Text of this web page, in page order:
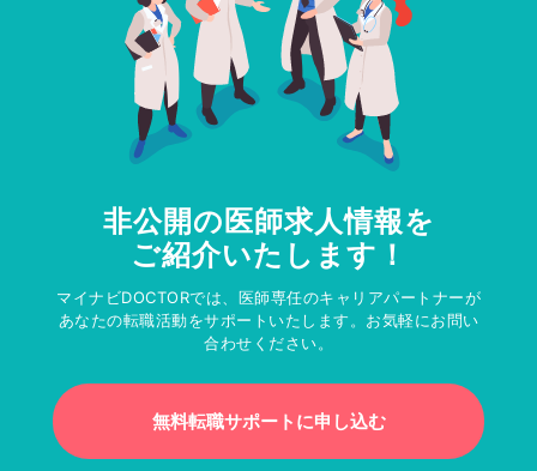
非公開の医師求人情報を
ご紹介いたします！
マイナビDOCTORでは、医師専任のキャリアパートナーが
あなたの転職活動をサポートいたします。お気軽にお問い
合わせください。
無料転職サポートに申し込む